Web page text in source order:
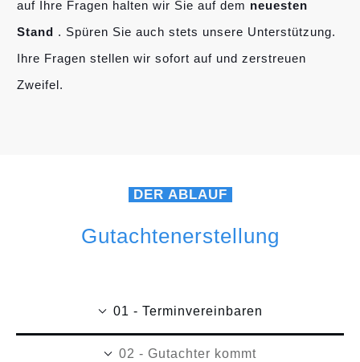
auf Ihre Fragen halten wir Sie auf dem neuesten
Stand . Spüren Sie auch stets unsere Unterstützung.
Ihre Fragen stellen wir sofort auf und zerstreuen
Zweifel.
DER ABLAUF
Gutachtenerstellung
01 - Terminvereinbaren
02 - Gutachter kommt